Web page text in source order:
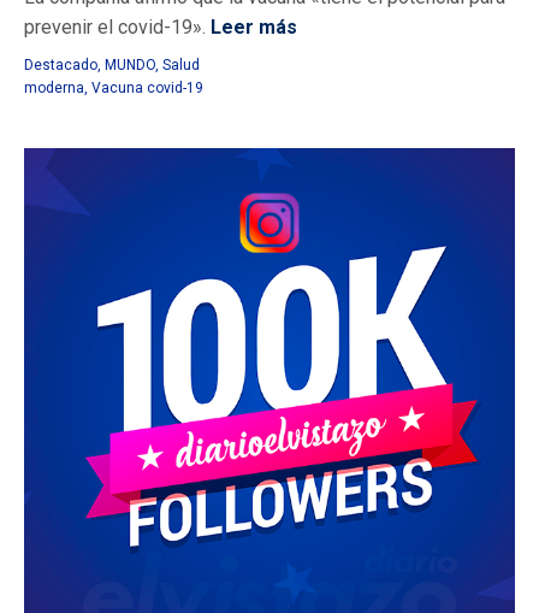
prevenir el covid-19». Leer más
Destacado MUNDO Salud
moderna Vacuna covid-19